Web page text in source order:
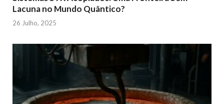
Lacuna no Mundo Quântico?
26 Julho, 2025